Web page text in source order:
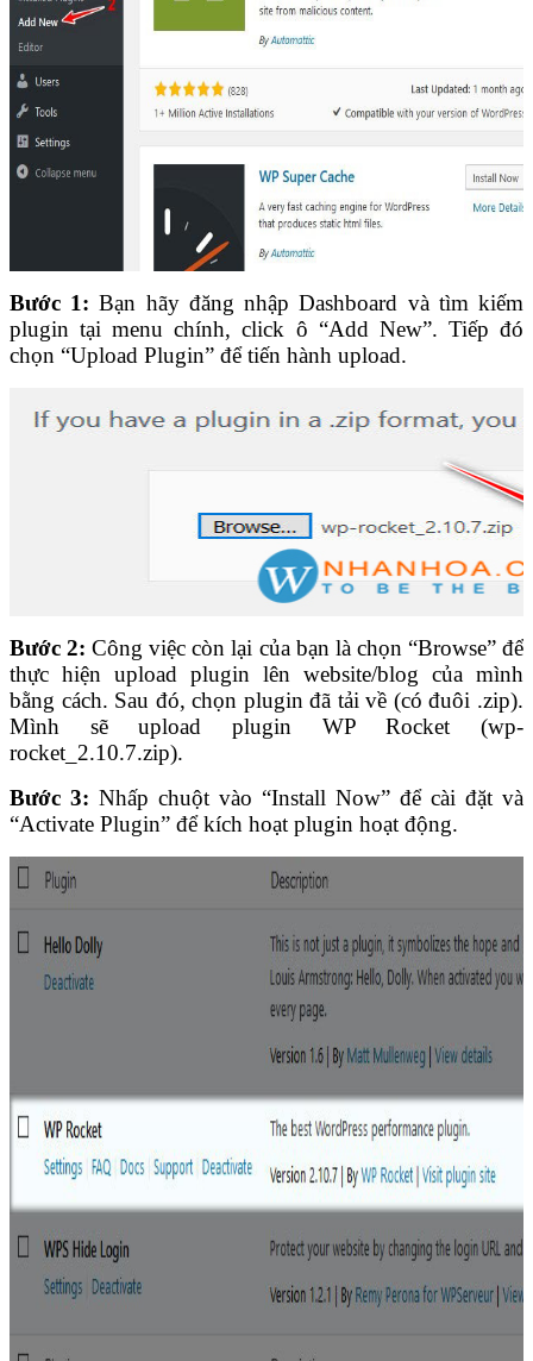
Bước 1:Bạn hãy đăng nhập Dashboard và tìm kiếm
plugin tại menu chính, click ô “Add New”. Tiếp đó
chọn “Upload Plugin” để tiến hành upload.
Bước 2:Công việc còn lại của bạn là chọn “Browse” để
thực hiện upload plugin lên website/blog của mình
bằng cách. Sau đó, chọn plugin đã tải về (có đuôi .zip).
Mình sẽ upload plugin WP Rocket (wp-
rocket_2.10.7.zip).
Bước 3: Nhấp chuột vào “Install Now” để cài đặt và
“Activate Plugin” để kích hoạt plugin hoạt động.